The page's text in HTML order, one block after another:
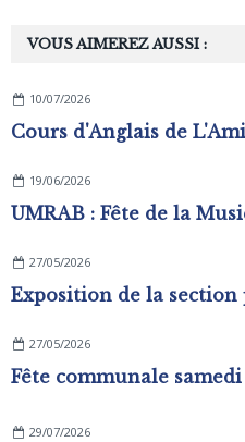
VOUS AIMEREZ AUSSI :
10/07/2026
Cours d'Anglais de
19/06/2026
UMRAB : Fête de la
27/05/2026
27/05/2026
Fête communale
29/07/2026